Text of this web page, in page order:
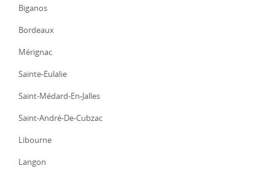
Biganos
Bordeaux
Mérignac
Sainte-Eulalie
Saint-Médard-En-Jalles
Saint-André-De-Cubzac
Libourne
Langon